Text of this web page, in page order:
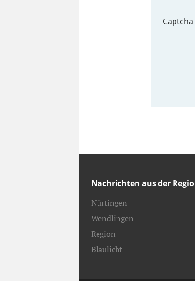
Captcha
Nachrichten aus der
Nürtingen
Wendlingen
Region
Blaulicht